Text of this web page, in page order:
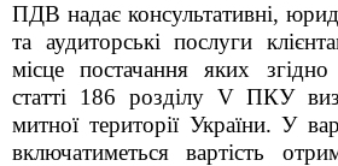
ПДВ надає консультативні,
та аудиторські послуги
місце постачання яких
статті 186 розділу V ПКУ
митної території України. У
включатиметься вартість